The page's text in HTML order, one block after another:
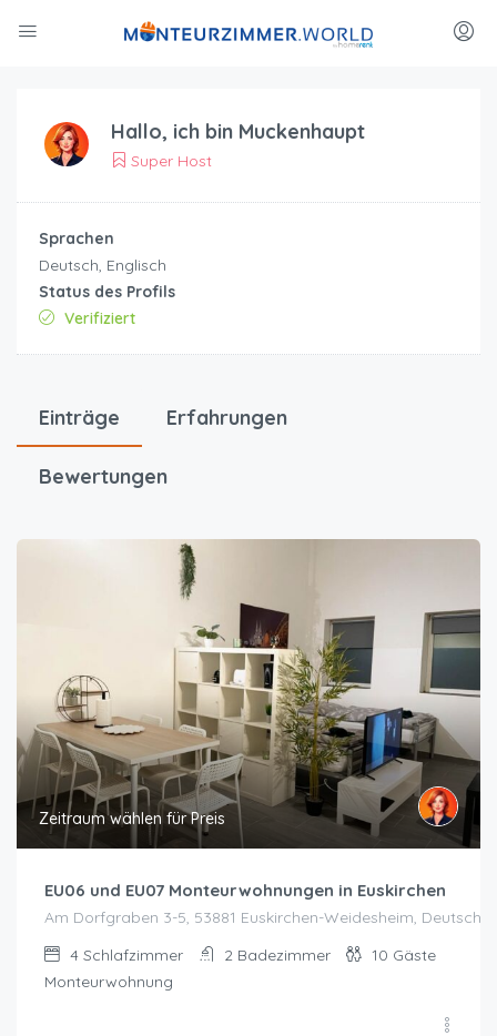
Hallo, ich bin Muckenhaupt
Super Host
Sprachen
Deutsch, Englisch
Status des Profils
Verifiziert
Einträge Erfahrungen
Bewertungen
Zeitraum wählen für Preis
EU06 und EU07 Monteurwohnungen in Euskirchen
Am Dorfgraben 3-5, 53881 Euskirchen-Weidesheim,
4 Schlafzimmer 2 Badezimmer 10 Gäste
Monteurwohnung